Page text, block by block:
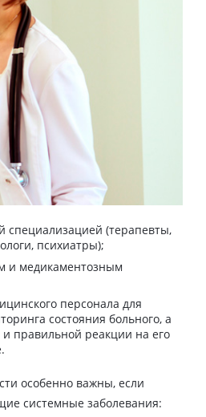
специализацией (терапевты,
психиатры);
и медикаментозным
персонала для
состояния больного, а
правильной реакции на его
особенно важны, если
системные заболевания: